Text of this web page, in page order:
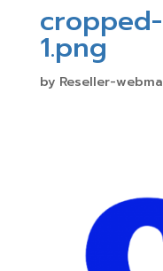
1.png
by Reseller-